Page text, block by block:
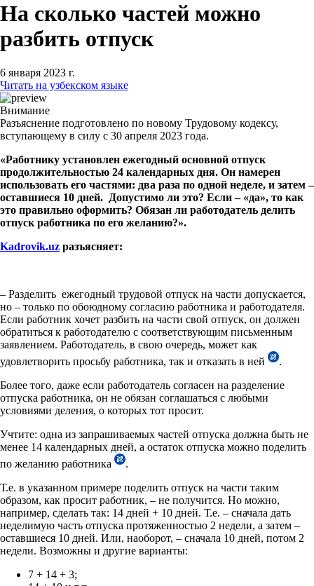
На сколько частей можно
разбить отпуск
6 января 2023 г.
Читать на узбекском языке
Внимание
Разъяснение подготовлено по новому Трудовому кодексу,
вступающему в силу с 30 апреля 2023 года.
«Работнику установлен ежегодный основной отпуск
продолжительностью 24 календарных дня. Он намерен
использовать его частями: два раза по одной неделе, и затем –
оставшиеся 10 дней. Допустимо ли это? Если – «да», то как
это правильно оформить? Обязан ли работодатель делить
отпуск работника по его желанию?».
Kadrovik.uz разъясняет:
– Разделить ежегодный трудовой отпуск на части допускается,
но – только по обоюдному согласию работника и работодателя.
Если работник хочет разбить на части свой отпуск, он должен
обратиться к работодателю с соответствующим письменным
заявлением. Работодатель, в свою очередь, может как
удовлетворить просьбу работника, так и отказать в ней
.
Более того, даже если работодатель согласен на разделение
отпуска работника, он не обязан соглашаться с любыми
условиями деления, о которых тот просит.
Учтите: одна из запрашиваемых частей отпуска должна быть не
менее 14 календарных дней, а остаток отпуска можно поделить
по желанию работника
.
Т.е. в указанном примере поделить отпуск на части таким
образом, как просит работник, – не получится. Но можно,
например, сделать так: 14 дней + 10 дней. Т.е. – сначала дать
неделимую часть отпуска протяженностью 2 недели, а затем –
оставшиеся 10 дней. Или, наоборот, – сначала 10 дней, потом 2
недели. Возможны и другие варианты:
7 + 14 + 3;